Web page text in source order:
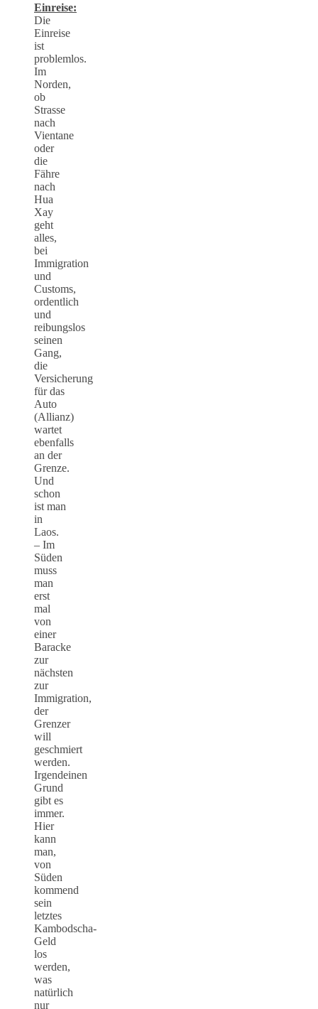
Einreise:
Die
Einreise
ist
problemlos.
Im
Norden,
ob
Strasse
nach
Vientane
oder
die
Fähre
nach
Hua
Xay
geht
alles,
bei
Immigration
und
Customs,
ordentlich
und
reibungslos
seinen
Gang,
die
Versicherung
für das
Auto
(Allianz)
wartet
ebenfalls
an der
Grenze.
Und
schon
ist man
in
Laos.
– Im
Süden
muss
man
erst
mal
von
einer
Baracke
zur
nächsten
zur
Immigration,
der
Grenzer
will
geschmiert
werden.
Irgendeinen
Grund
gibt es
immer.
Hier
kann
man,
von
Süden
kommend
sein
letztes
Kambodscha-
Geld
los
werden,
was
natürlich
nur